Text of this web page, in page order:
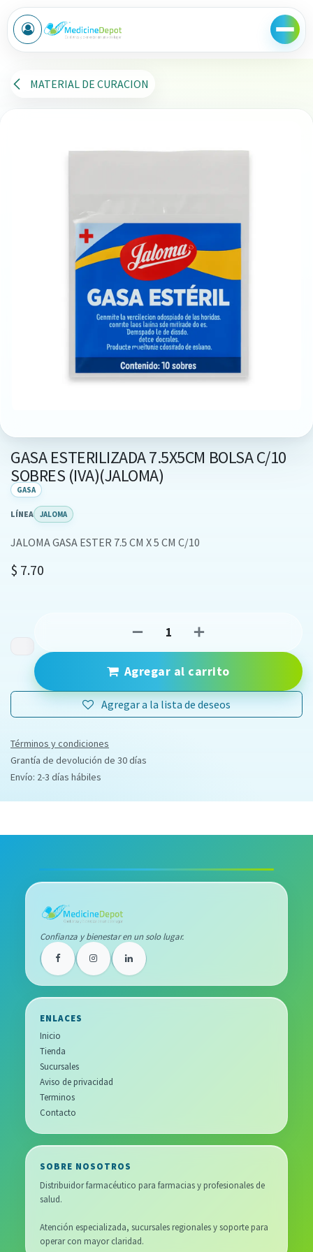
Ir al contenido
MATERIAL DE CURACION
GASA ESTERILIZADA 7.5X5CM BOLSA C/10
SOBRES (IVA)(JALOMA)
GASA
LÍNEA JALOMA
JALOMA GASA ESTER 7.5 CM X 5 CM C/10
$ 7.70
Agregar al carrito
Agregar a la lista de deseos
Términos y condiciones
Grantía de devolución de 30 días
Envío: 2-3 días hábiles
Confianza y bienestar en un solo lugar.
ENLACES
Inicio
Tienda
Sucursales
Aviso de privacidad
Terminos
Contacto
SOBRE NOSOTROS
Distribuidor farmacéutico para farmacias y profesionales de
salud.
Atención especializada, sucursales regionales y soporte para
operar con mayor claridad.